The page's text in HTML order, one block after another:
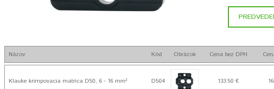
Názov Kód Obrázok Cena bez DPH
Klauke krimpovacia matrica D50, 6 - 16 mm² D504 133.50 €